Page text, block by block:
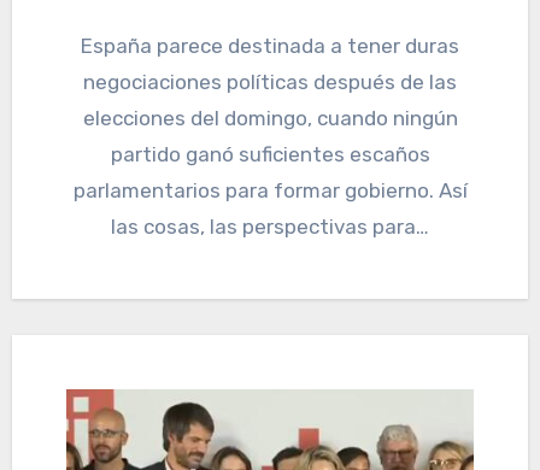
España parece destinada a tener duras
negociaciones políticas después de las
elecciones del domingo, cuando ningún
partido ganó suficientes escaños
parlamentarios para formar gobierno. Así
las cosas, las perspectivas para…